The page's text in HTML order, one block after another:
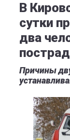
В
сутки
два
Причины